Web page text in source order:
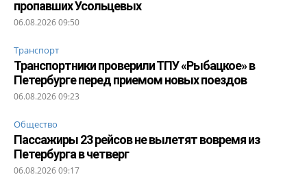
пропавших Усольцевых
06.08.2026 09:50
Транспорт
Транспортники проверили ТПУ «Рыбацкое» в
Петербурге перед приемом новых поездов
06.08.2026 09:23
Общество
Пассажиры 23 рейсов не вылетят вовремя из
Петербурга в четверг
06.08.2026 09:17